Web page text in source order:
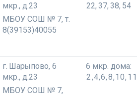
мкр., д.23
МБОУ СОШ № 7, т.
8(39153)40055
22, 37, 38, 54
г. Шарыпово, 6
мкр., д.23
МБОУ СОШ № 7,
6 мкр. дома: